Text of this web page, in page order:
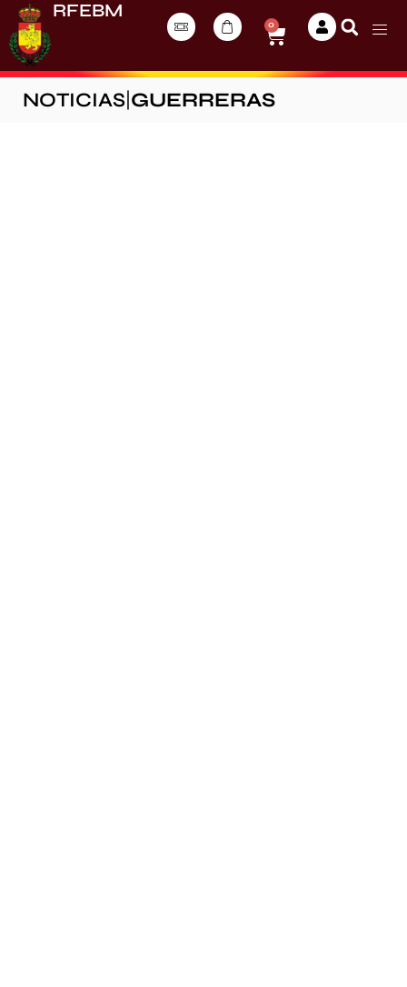
RFEBM
0
NOTICIAS GUERRERAS